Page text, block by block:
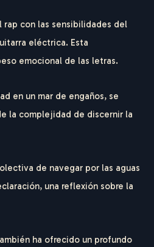
GERH
con las sensibilidades del
eléctrica. Esta
emocional de las letras.
en un mar de engaños, se
la complejidad de discernir la
de navegar por las aguas
una reflexión sobre la
ha ofrecido un profundo